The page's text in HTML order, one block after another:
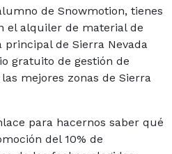
de Snowmotion, tienes
el alquiler de material de
de Sierra Nevada
gratuito de gestión de
mejores zonas de Sierra
para hacernos saber qué
del 10% de